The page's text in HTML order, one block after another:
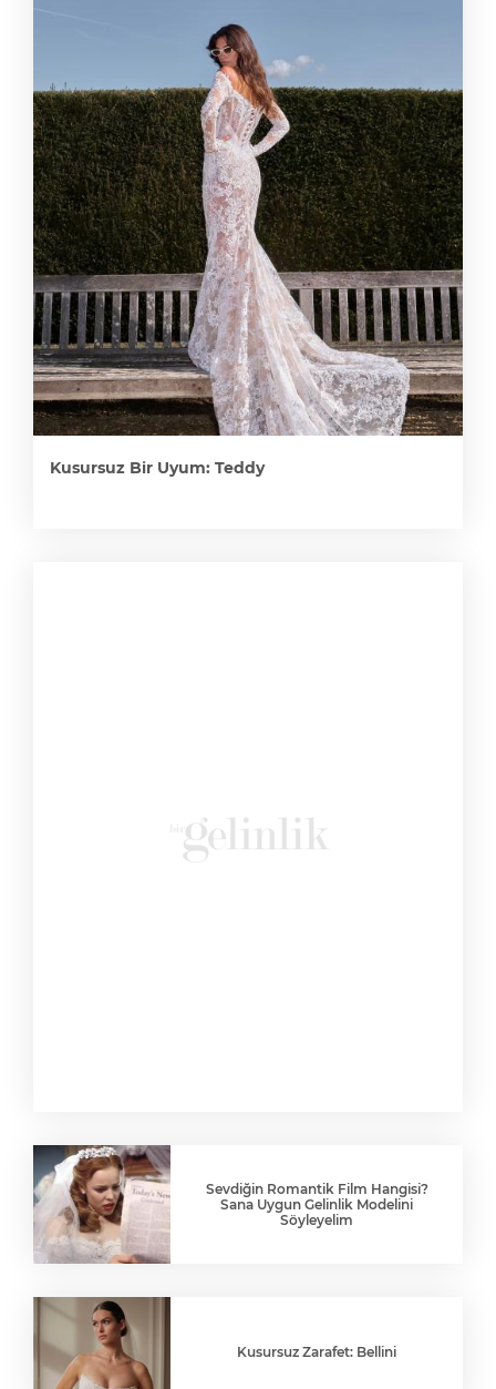
Kusursuz Bir Uyum: Teddy
Sevdiğin Romantik Film Hangisi?
Sana Uygun Gelinlik Modelini
Söyleyelim
Kusursuz Zarafet: Bellini